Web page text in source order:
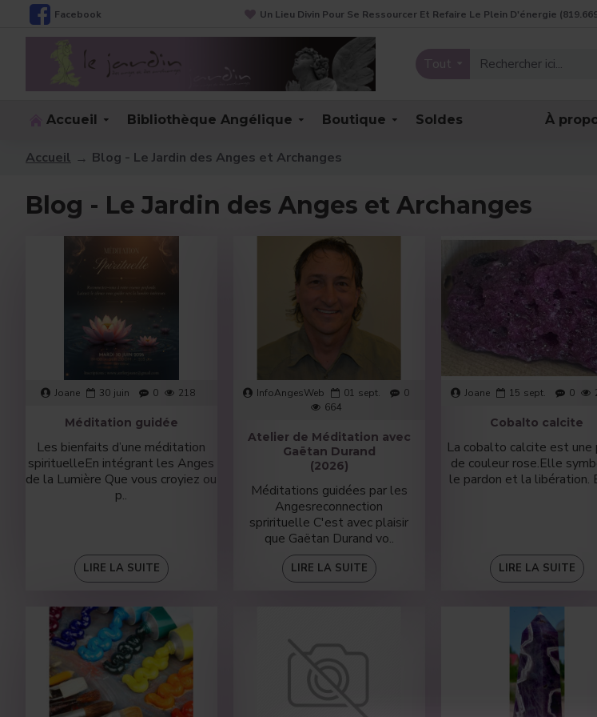
Facebook Un Lieu Divin Pour Se Ressourcer Et Refaire Le Plein D'énergie
Tout
Accueil Bibliothèque Angélique Boutique Soldes À
Accueil Blog - Le Jardin des Anges et Archanges
Blog - Le Jardin des Anges et Archanges
Joane 30 juin 0 218
Méditation guidée
Les bienfaits d’une méditation
spirituelleEn intégrant les Anges
de la Lumière Que vous croyiez ou
p..
LIRE LA SUITE
InfoAngesWeb 01 sept.
0
664
Atelier de Méditation avec
Gaëtan Durand
(2026)
Méditations guidées par les
Angesreconnection
sprirituelle C'est avec plaisir
que Gaëtan Durand vo..
LIRE LA SUITE
Joane 15 sept. 0
Cobalto calcite
La cobalto calcite est une
de couleur rose.Elle
le pardon et la libération.
LIRE LA SUITE